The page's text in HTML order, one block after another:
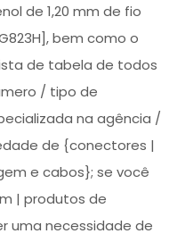
de 1,20 mm de fio
bem como o
de tabela de todos
/ tipo de
na agência /
de {conectores |
e cabos}; se você
| produtos de
uma necessidade de